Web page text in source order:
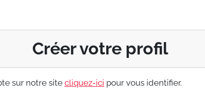
Créer votre profil
sur notre site cliquez-ici pour vous identifier.